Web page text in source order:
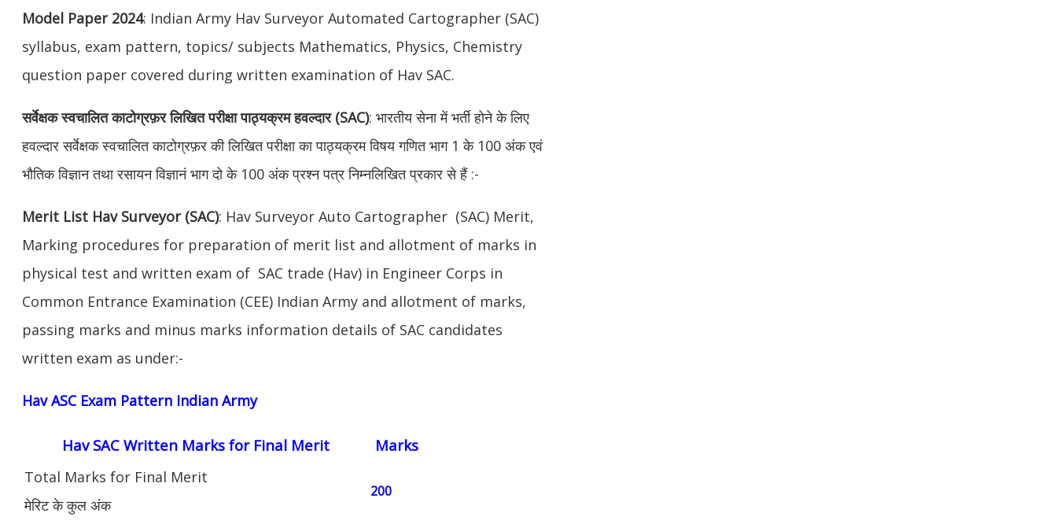
Model Paper 2024: Indian Army Hav Surveyor Automated Cartographer (SAC)
syllabus, exam pattern, topics/ subjects Mathematics, Physics, Chemistry
question paper covered during written examination of Hav SAC.
सर्वेक्षक स्वचालित काटोग्रफ़र लिखित परीक्षा पाठ्यक्रम हवल्दार (SAC): भारतीय सेना में भर्ती होने के लिए
हवल्दार सर्वेक्षक स्वचालित काटोग्रफ़र की लिखित परीक्षा का पाठ्यक्रम विषय गणित भाग 1 के 100 अंक एवं
भौतिक विज्ञान तथा रसायन विज्ञानं भाग दो के 100 अंक प्रश्न पत्र निम्नलिखित प्रकार से हैं :-
Merit List Hav Surveyor (SAC): Hav Surveyor Auto Cartographer (SAC) Merit,
Marking procedures for preparation of merit list and allotment of marks in
physical test and written exam of SAC trade (Hav) in Engineer Corps in
Common Entrance Examination (CEE) Indian Army and allotment of marks,
passing marks and minus marks information details of SAC candidates
written exam as under:-
Hav ASC Exam Pattern Indian Army
Hav SAC Written Marks for Final Merit Marks
Total Marks for Final Merit
मेरिट के कुल अंक
200